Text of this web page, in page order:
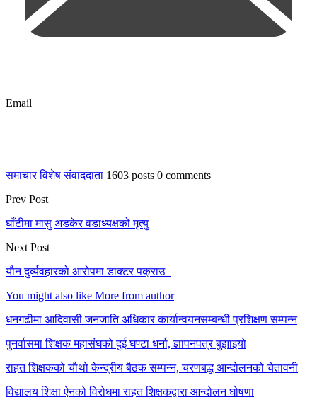
Email
समाचार विशेष संवाददाता 1603 posts 0 comments
Prev Post
घाँटीमा मासु अडकेर वडाध्यक्षको मृत्यु
Next Post
यौन दुर्व्यवहारको आरोपमा डाक्टर पक्राउ
You might also like More from author
धनगढीमा आदिवासी जनजाति अधिकार कार्यान्वयनसम्बन्धी प्रशिक्षण सम्पन्न
पुनर्वासमा शिक्षक महासंघको दुई घण्टा धर्ना, ज्ञापनपत्र बुझाइयो
राहत शिक्षकको चौथो केन्द्रीय बैठक सम्पन्न, चरणबद्ध आन्दोलनको चेतावनी
विद्यालय शिक्षा ऐनको विरोधमा राहत शिक्षकद्वारा आन्दोलन घोषणा